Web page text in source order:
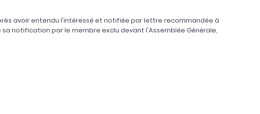
avoir entendu l'intéressé et notifiée par lettre recommandée à
notification par le membre exclu devant l'Assemblée Générale,